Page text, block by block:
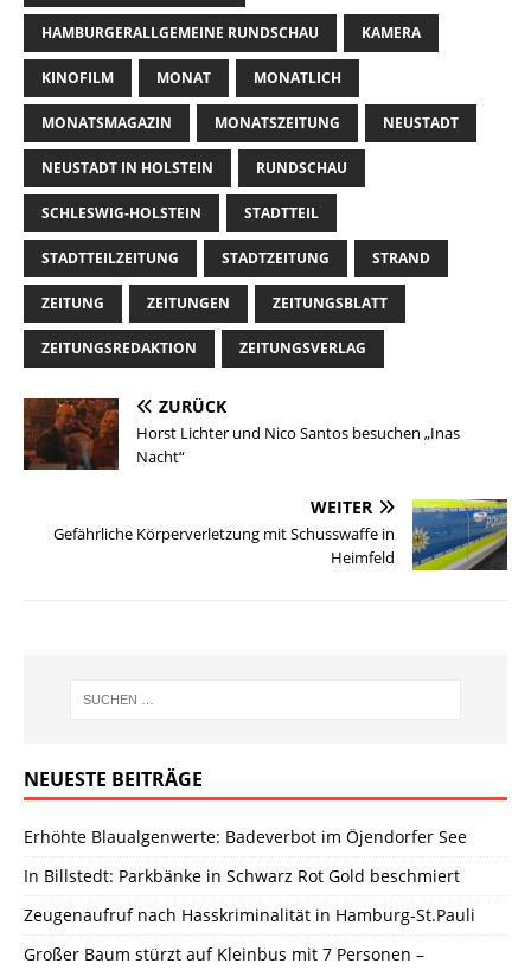
HAMBURGERALLGEMEINE RUNDSCHAU KAMERA
KINOFILM MONAT MONATLICH
MONATSMAGAZIN MONATSZEITUNG NEUSTADT
NEUSTADT IN HOLSTEIN RUNDSCHAU
SCHLESWIG-HOLSTEIN STADTTEIL
STADTTEILZEITUNG STADTZEITUNG STRAND
ZEITUNG ZEITUNGEN ZEITUNGSBLATT
ZEITUNGSREDAKTION ZEITUNGSVERLAG
ZURÜCK
Horst Lichter und Nico Santos besuchen „Inas
Nacht“
WEITER
Gefährliche Körperverletzung mit Schusswaffe in
Heimfeld
NEUESTE BEITRÄGE
Erhöhte Blaualgenwerte: Badeverbot im Öjendorfer See
In Billstedt: Parkbänke in Schwarz Rot Gold beschmiert
Zeugenaufruf nach Hasskriminalität in Hamburg-St.Pauli
Großer Baum stürzt auf Kleinbus mit 7 Personen –